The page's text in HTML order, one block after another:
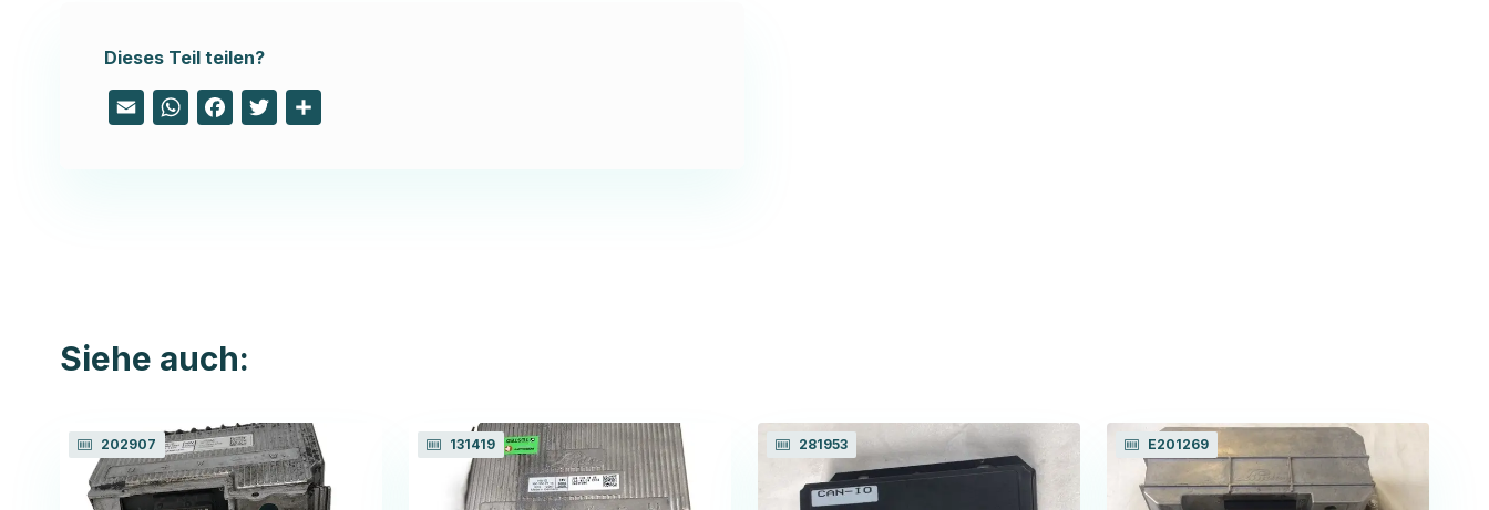
Dieses Teil teilen?
Email WhatsApp
FacebookTwitter
Siehe auch:
202907 131419 281953 E201269